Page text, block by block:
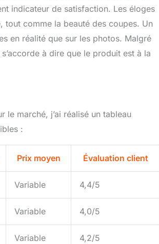
indicateur de satisfaction. Les éloges
tout comme la beauté des coupes. Un
en réalité que sur les photos. Malgré
à dire que le produit est à la
marché, j’ai réalisé un tableau
:
Prix moyen Évaluation client
Variable 4,4/5
Variable 4,0/5
Variable 4,2/5